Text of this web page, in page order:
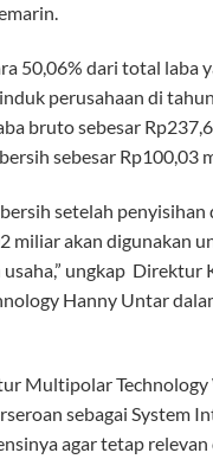
50,06% dari total laba
perusahaan di
bruto sebesar
sebesar Rp100,03
setelah penyisihan
miliar akan digunakan
ungkap Direktur
Hanny Untar
Multipolar
sebagai System
agar tetap